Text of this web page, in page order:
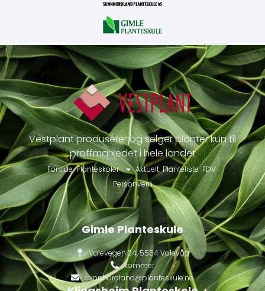
Vestplant produserer og selger planter kun til
proffmarkedet i hele landet
Forside Planteskoler Aktuelt Planteliste FDV
Personvern
Gimle Planteskule
Valevegen 34, 5554 Valevåg
kommer
sunnhordland@planteskule.no